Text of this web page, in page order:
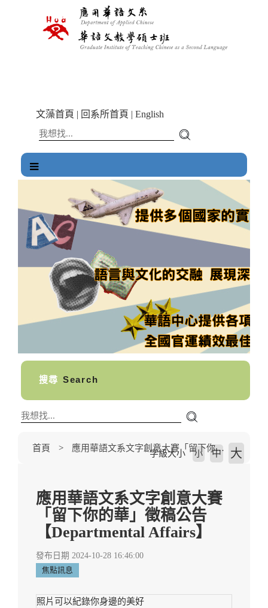
文藻首頁 | 回系所首頁 | English
搜尋 Search
首頁 應用華語文系文字創意大賽「留下你的華」徵稿公告【Departmental Affairs】
字級大小 小 中 大
應用華語文系文字創意大賽
「留下你的華」徵稿公告
【Departmental Affairs】
發布日期 2024-10-28 16:46:00
焦點訊息
照片可以紀錄你身邊的美好